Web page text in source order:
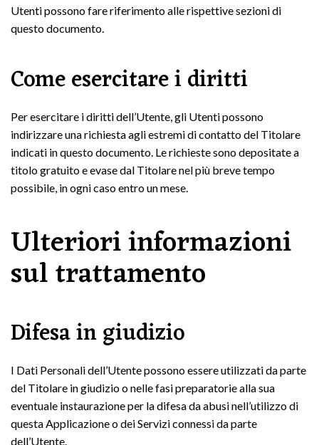
Utenti possono fare riferimento alle rispettive sezioni di
questo documento.
Come esercitare i diritti
Per esercitare i diritti dell’Utente, gli Utenti possono
indirizzare una richiesta agli estremi di contatto del Titolare
indicati in questo documento. Le richieste sono depositate a
titolo gratuito e evase dal Titolare nel più breve tempo
possibile, in ogni caso entro un mese.
Ulteriori informazioni
sul trattamento
Difesa in giudizio
I Dati Personali dell’Utente possono essere utilizzati da parte
del Titolare in giudizio o nelle fasi preparatorie alla sua
eventuale instaurazione per la difesa da abusi nell’utilizzo di
questa Applicazione o dei Servizi connessi da parte
dell’Utente.